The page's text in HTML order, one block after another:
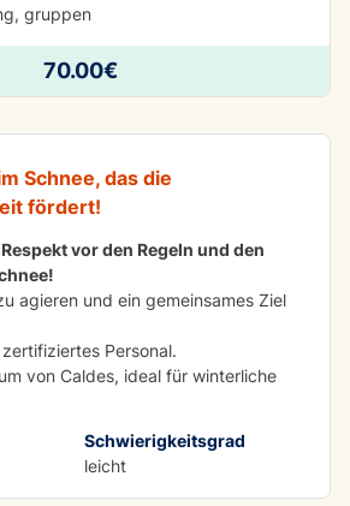
gruppen
70.00€
für Schulen und Gruppen
Schnee, das die
fördert!
vor den Regeln und den
agieren und ein gemeinsames Ziel
Personal.
von Caldes, ideal für winterliche
Schwierigkeitsgrad
leicht